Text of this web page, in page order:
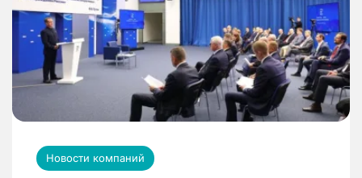
Новости компаний